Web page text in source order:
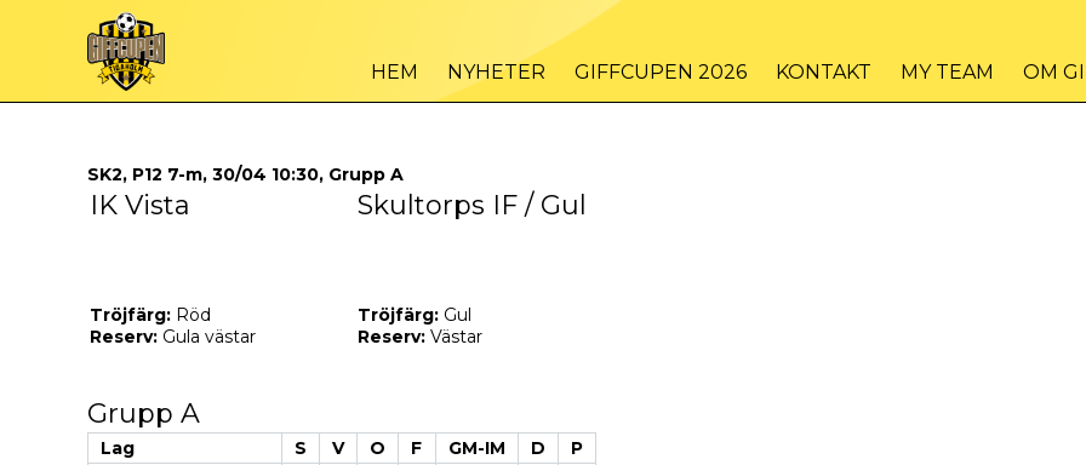
HEM NYHETER GIFFCUPEN 2026 KONTAKT MY TEAM OM
SK2, P12 7-m, 30/04 10:30, Grupp A
IK Vista Skultorps IF / Gul
Tröjfärg: Röd
Reserv: Gula västar
Tröjfärg: Gul
Reserv: Västar
Grupp A
Lag S V O F GM-IM D
P